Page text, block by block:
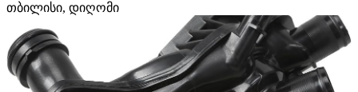
თბილისი, დიღომი